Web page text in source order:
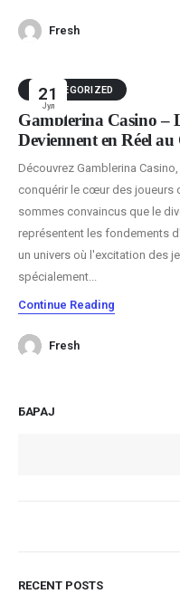
Fresh
21
Јул
UNCATEGORIZED
Gamblerina Casino –
Deviennent en Réel
Découvrez Gamblerina
conquérir le cœur des joueurs
sommes convaincus que le
représentent les fondements
un univers où l'excitation des
spécialement...
Continue Reading
Fresh
БАРАЈ
RECENT POSTS